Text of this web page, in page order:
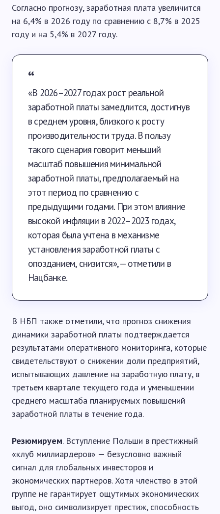
Согласно прогнозу, заработная плата увеличится
на 6,4% в 2026 году по сравнению с 8,7% в 2025
году и на 5,4% в 2027 году.
«В 2026–2027 годах рост реальной
заработной платы замедлится, достигнув
в среднем уровня, близкого к росту
производительности труда. В пользу
такого сценария говорит меньший
масштаб повышения минимальной
заработной платы, предполагаемый на
этот период по сравнению с
предыдущими годами. При этом влияние
высокой инфляции в 2022–2023 годах,
которая была учтена в механизме
установления заработной платы с
опозданием, снизится», — отметили в
Нацбанке.
В НБП также отметили, что прогноз снижения
динамики заработной платы подтверждается
результатами оперативного мониторинга, которые
свидетельствуют о снижении доли предприятий,
испытывающих давление на заработную плату, в
третьем квартале текущего года и уменьшении
среднего масштаба планируемых повышений
заработной платы в течение года.
Резюмируем. Вступление Польши в престижный
«клуб миллиардеров» — безусловно важный
сигнал для глобальных инвесторов и
экономических партнеров. Хотя членство в этой
группе не гарантирует ощутимых экономических
выгод, оно символизирует престиж, способность